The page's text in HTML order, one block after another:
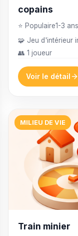
copains
⭐ Populaire1-3 ans
🧩 Jeu d'intérieur
👥 1 joueur
Voir le détail
MILIEU DE VIE
Train minier